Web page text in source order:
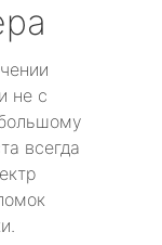
не с
всегда